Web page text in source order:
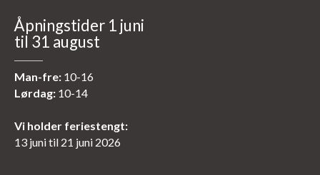
Åpningstider 1 juni
til 31 august
Man-fre: 10-16
Lørdag: 10-14
Vi holder feriestengt:
13 juni til 21 juni 2026